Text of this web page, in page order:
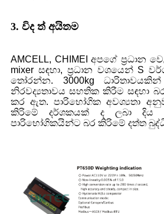
3. විද ත් අයිතම
AMCELL, CHIMEI අපගේ ප්‍රධාන
mixer සඳහා, ප්‍රධාන වශයෙන් S
තෝරන්න. 3000kg
නිරවද්‍යතාවය සහතික කිරීම සඳහා
කර ඇත. පාරිභෝගික අවශ්‍යතා
කිරිමේ දර්ශකයක් ද ලබා දිය
පාරිභෝගිකයින්ට බර කිරිමේ දත්ත